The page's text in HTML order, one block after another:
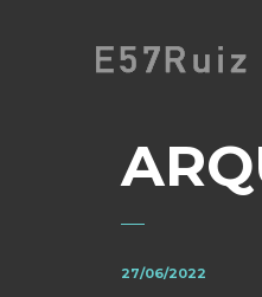
27/06/2022